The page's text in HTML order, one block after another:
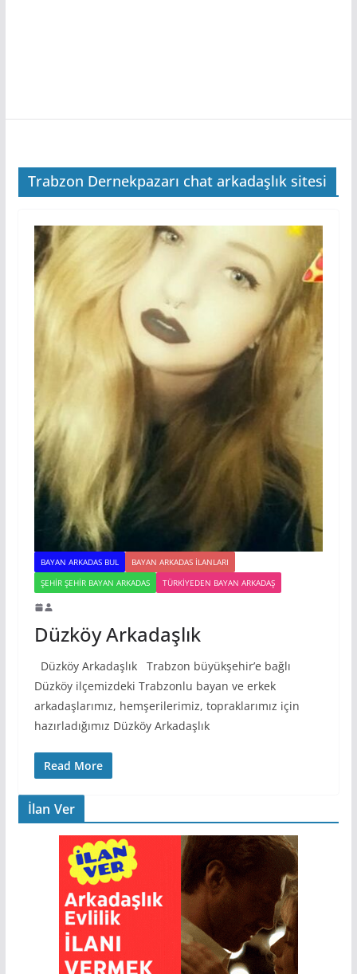
Trabzon Dernekpazarı chat arkadaşlık sitesi
BAYAN ARKADAS BUL
BAYAN ARKADAS ILANLARI
ŞEHIR ŞEHIR BAYAN ARKADAS
TÜRKIYEDEN BAYAN ARKADAŞ
Düzköy Arkadaşlık
Düzköy Arkadaşlık Trabzon büyükşehir’e bağlı
Düzköy ilçemizdeki Trabzonlu bayan ve erkek
arkadaşlarımız, hemşerilerimiz, topraklarımız için
hazırladığımız Düzköy Arkadaşlık
Read More
İlan Ver